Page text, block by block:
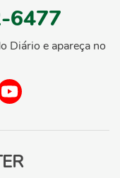
6477
Diário e apareça no